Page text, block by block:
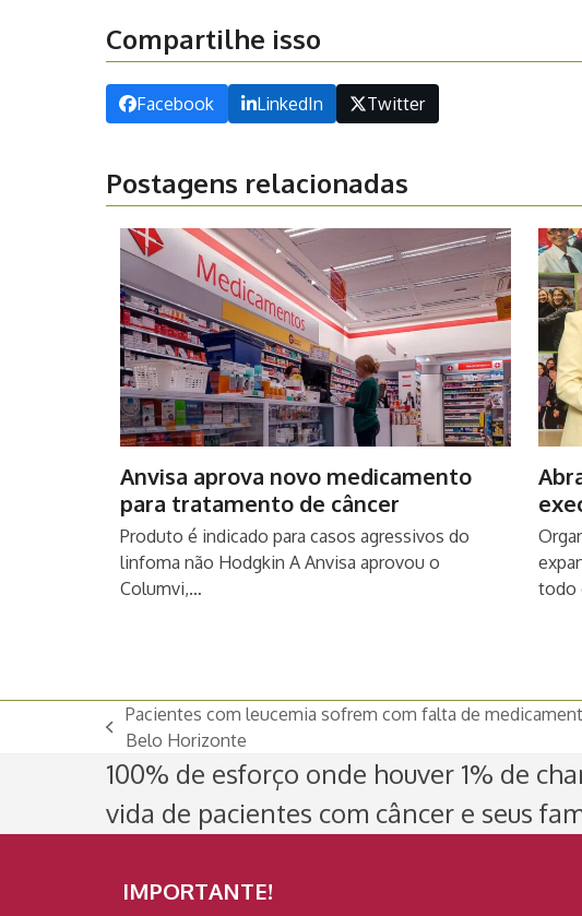
Compartilhe isso
Facebook LinkedIn Twitter
Postagens relacionadas
Anvisa aprova novo medicamento
para tratamento de câncer
Produto é indicado para casos agressivos do
linfoma não Hodgkin A Anvisa aprovou o
Columvi,…
todo
previous
post:
Pacientes com leucemia sofrem com falta de
Belo Horizonte
100% de esforço onde houver 1% de
vida de pacientes com câncer e seus
IMPORTANTE!